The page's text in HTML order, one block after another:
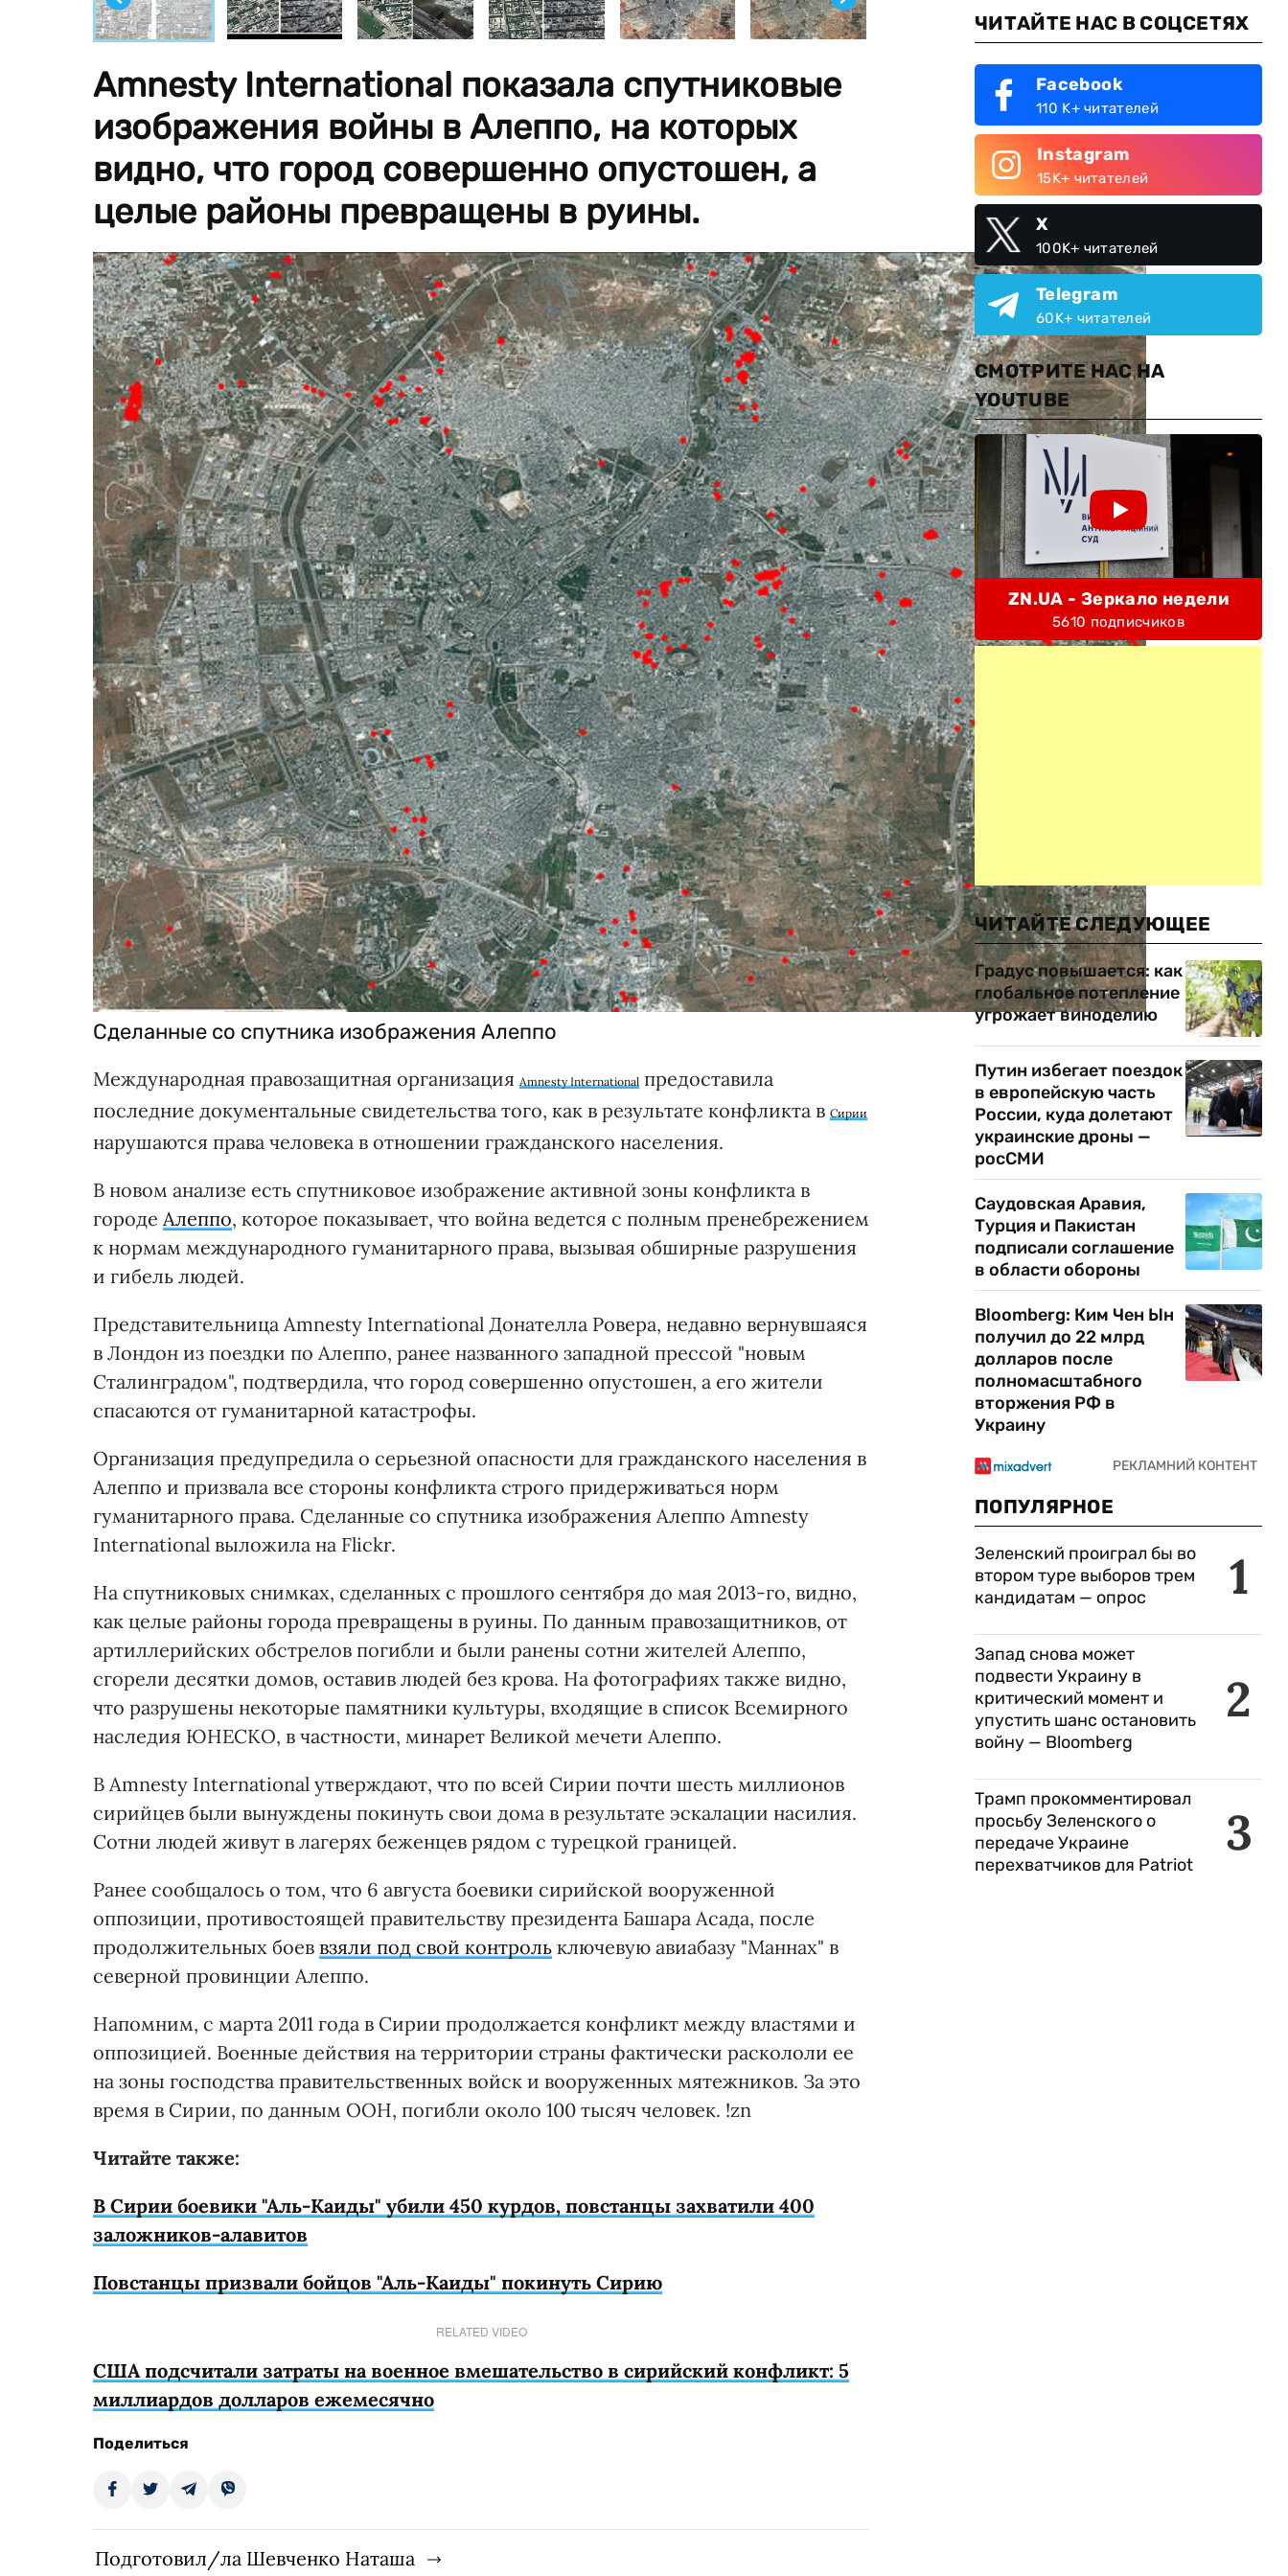
Amnesty International показала спутниковые
изображения войны в Алеппо, на которых
видно, что город совершенно опустошен, а
целые районы превращены в руины.
Сделанные со спутника изображения Алеппо
Международная правозащитная организация Amnesty International предоставила
последние документальные свидетельства того, как в результате конфликта в Сирии
нарушаются права человека в отношении гражданского населения.
В новом анализе есть спутниковое изображение активной зоны конфликта в
городе Алеппо, которое показывает, что война ведется с полным пренебрежением
к нормам международного гуманитарного права, вызывая обширные разрушения
и гибель людей.
Представительница Amnesty International Донателла Ровера, недавно вернувшаяся
в Лондон из поездки по Алеппо, ранее названного западной прессой "новым
Сталинградом", подтвердила, что город совершенно опустошен, а его жители
спасаются от гуманитарной катастрофы.
Организация предупредила о серьезной опасности для гражданского населения в
Алеппо и призвала все стороны конфликта строго придерживаться норм
гуманитарного права. Сделанные со спутника изображения Алеппо Amnesty
International выложила на Flickr.
На спутниковых снимках, сделанных с прошлого сентября до мая 2013-го, видно,
как целые районы города превращены в руины. По данным правозащитников, от
артиллерийских обстрелов погибли и были ранены сотни жителей Алеппо,
сгорели десятки домов, оставив людей без крова. На фотографиях также видно,
что разрушены некоторые памятники культуры, входящие в список Всемирного
наследия ЮНЕСКО, в частности, минарет Великой мечети Алеппо.
В Amnesty International утверждают, что по всей Сирии почти шесть миллионов
сирийцев были вынуждены покинуть свои дома в результате эскалации насилия.
Сотни людей живут в лагерях беженцев рядом с турецкой границей.
Ранее сообщалось о том, что 6 августа боевики сирийской вооруженной
оппозиции, противостоящей правительству президента Башара Асада, после
продолжительных боев взяли под свой контроль ключевую авиабазу "Маннах" в
северной провинции Алеппо.
Напомним, с марта 2011 года в Сирии продолжается конфликт между властями и
оппозицией. Военные действия на территории страны фактически раскололи ее
на зоны господства правительственных войск и вооруженных мятежников. За это
время в Сирии, по данным ООН, погибли около 100 тысяч человек. !zn
Читайте также:
В Сирии боевики "Аль-Каиды" убили 450 курдов, повстанцы захватили 400
заложников-алавитов
Повстанцы призвали бойцов "Аль-Каиды" покинуть Сирию
RELATED VIDEO
США подсчитали затраты на военное вмешательство в сирийский конфликт: 5
миллиардов долларов ежемесячно
Поделиться
Подготовил/ла Шевченко Наташа
ЧИТАЙТЕ НАС В СОЦСЕТЯХ
Facebook
110 K+ читателей
Instagram
15K+ читателей
X
100K+ читателей
Telegram
60K+ читателей
СМОТРИТЕ НАС НА
YOUTUBE
ZN.UA - Зеркало недели
5610 подписчиков
ЧИТАЙТЕ СЛЕДУЮЩЕЕ
Градус повышается: как
глобальное потепление
угрожает виноделию
Путин избегает поездок
в европейскую часть
России, куда долетают
украинские дроны —
росСМИ
Саудовская Аравия,
Турция и Пакистан
подписали соглашение
в области обороны
Bloomberg: Ким Чен Ын
получил до 22 млрд
долларов после
полномасштабного
вторжения РФ в
Украину
ПОПУЛЯРНОЕ
1
Зеленский проиграл бы во
втором туре выборов трем
кандидатам — опрос
2
Запад снова может
подвести Украину в
критический момент и
упустить шанс остановить
войну — Bloomberg
3
Трамп прокомментировал
просьбу Зеленского о
передаче Украине
перехватчиков для Patriot